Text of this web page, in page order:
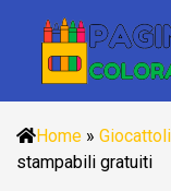
Home »
stampabili gratuiti